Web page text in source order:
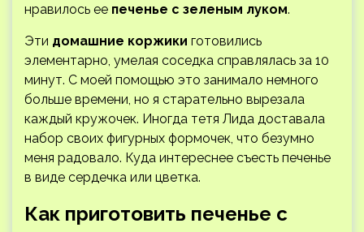
нравилось ее печенье с зеленым луком.
Эти домашние коржики готовились
элементарно, умелая соседка справлялась за 10
минут. С моей помощью это занимало немного
больше времени, но я старательно вырезала
каждый кружочек. Иногда тетя Лида доставала
набор своих фигурных формочек, что безумно
меня радовало. Куда интереснее съесть печенье
в виде сердечка или цветка.
Как приготовить печенье с